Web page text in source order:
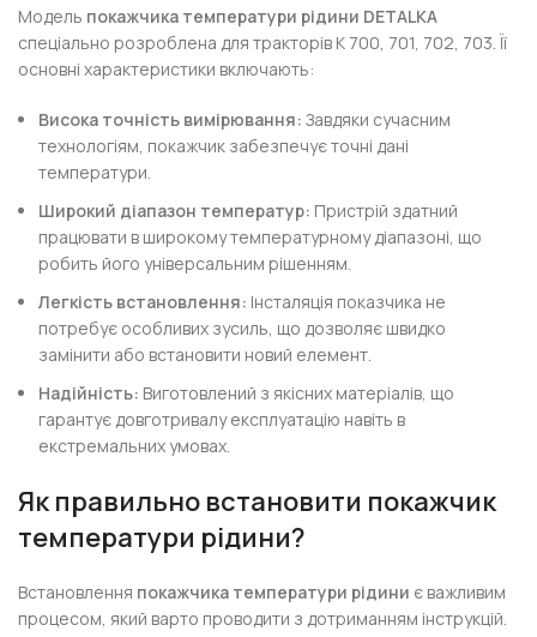
Модель покажчика температури рідини DETALKA
спеціально розроблена для тракторів К 700, 701, 702, 703. Її
основні характеристики включають:
Висока точність вимірювання: Завдяки сучасним
технологіям, покажчик забезпечує точні дані
температури.
Широкий діапазон температур: Пристрій здатний
працювати в широкому температурному діапазоні, що
робить його універсальним рішенням.
Легкість встановлення: Інсталяція показчика не
потребує особливих зусиль, що дозволяє швидко
замінити або встановити новий елемент.
Надійність: Виготовлений з якісних матеріалів, що
гарантує довготривалу експлуатацію навіть в
екстремальних умовах.
Як правильно встановити покажчик
температури рідини?
Встановлення покажчика температури рідини є важливим
процесом, який варто проводити з дотриманням інструкцій.